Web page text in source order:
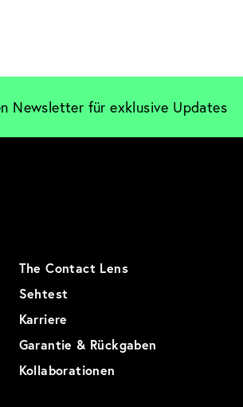
Newsletter für exklusive Updates
The Contact Lens
Sehtest
Karriere
Garantie & Rückgaben
Kollaborationen